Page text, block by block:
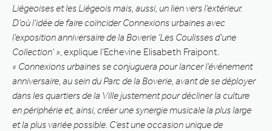
Liégeoises et les Liégeois mais, aussi, un lien vers l’extérieur.
D’où l’idée de faire coïncider Connexions urbaines avec
l’exposition anniversaire de la Boverie ‘Les Coulisses d’une
Collection' » , explique l’Echevine Elisabeth Fraipont.
« Connexions urbaines se conjuguera pour lancer l’événement
anniversaire, au sein du Parc de la Boverie, avant de se déployer
dans les quartiers de la Ville justement pour décliner la culture
en périphérie et, ainsi, créer une synergie musicale la plus large
et la plus variée possible. C’est une occasion unique de